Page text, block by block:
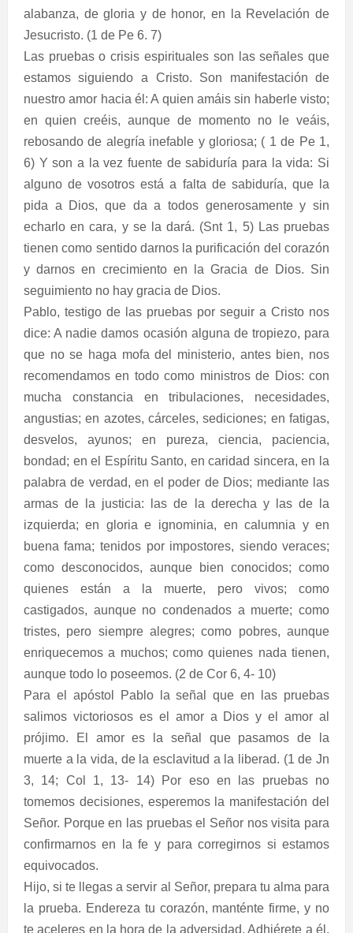
alabanza, de gloria y de honor, en la Revelación de
Jesucristo. (1 de Pe 6. 7)
Las pruebas o crisis espirituales son las señales que
estamos siguiendo a Cristo. Son manifestación de
nuestro amor hacia él: A quien amáis sin haberle visto;
en quien creéis, aunque de momento no le veáis,
rebosando de alegría inefable y gloriosa; ( 1 de Pe 1,
6) Y son a la vez fuente de sabiduría para la vida: Si
alguno de vosotros está a falta de sabiduría, que la
pida a Dios, que da a todos generosamente y sin
echarlo en cara, y se la dará. (Snt 1, 5) Las pruebas
tienen como sentido darnos la purificación del corazón
y darnos en crecimiento en la Gracia de Dios. Sin
seguimiento no hay gracia de Dios.
Pablo, testigo de las pruebas por seguir a Cristo nos
dice: A nadie damos ocasión alguna de tropiezo, para
que no se haga mofa del ministerio, antes bien, nos
recomendamos en todo como ministros de Dios: con
mucha constancia en tribulaciones, necesidades,
angustias; en azotes, cárceles, sediciones; en fatigas,
desvelos, ayunos; en pureza, ciencia, paciencia,
bondad; en el Espíritu Santo, en caridad sincera, en la
palabra de verdad, en el poder de Dios; mediante las
armas de la justicia: las de la derecha y las de la
izquierda; en gloria e ignominia, en calumnia y en
buena fama; tenidos por impostores, siendo veraces;
como desconocidos, aunque bien conocidos; como
quienes están a la muerte, pero vivos; como
castigados, aunque no condenados a muerte; como
tristes, pero siempre alegres; como pobres, aunque
enriquecemos a muchos; como quienes nada tienen,
aunque todo lo poseemos. (2 de Cor 6, 4- 10)
Para el apóstol Pablo la señal que en las pruebas
salimos victoriosos es el amor a Dios y el amor al
prójimo. El amor es la señal que pasamos de la
muerte a la vida, de la esclavitud a la liberad. (1 de Jn
3, 14; Col 1, 13- 14) Por eso en las pruebas no
tomemos decisiones, esperemos la manifestación del
Señor. Porque en las pruebas el Señor nos visita para
confirmarnos en la fe y para corregirnos si estamos
equivocados.
Hijo, si te llegas a servir al Señor, prepara tu alma para
la prueba. Endereza tu corazón, manténte firme, y no
te aceleres en la hora de la adversidad. Adhiérete a él,